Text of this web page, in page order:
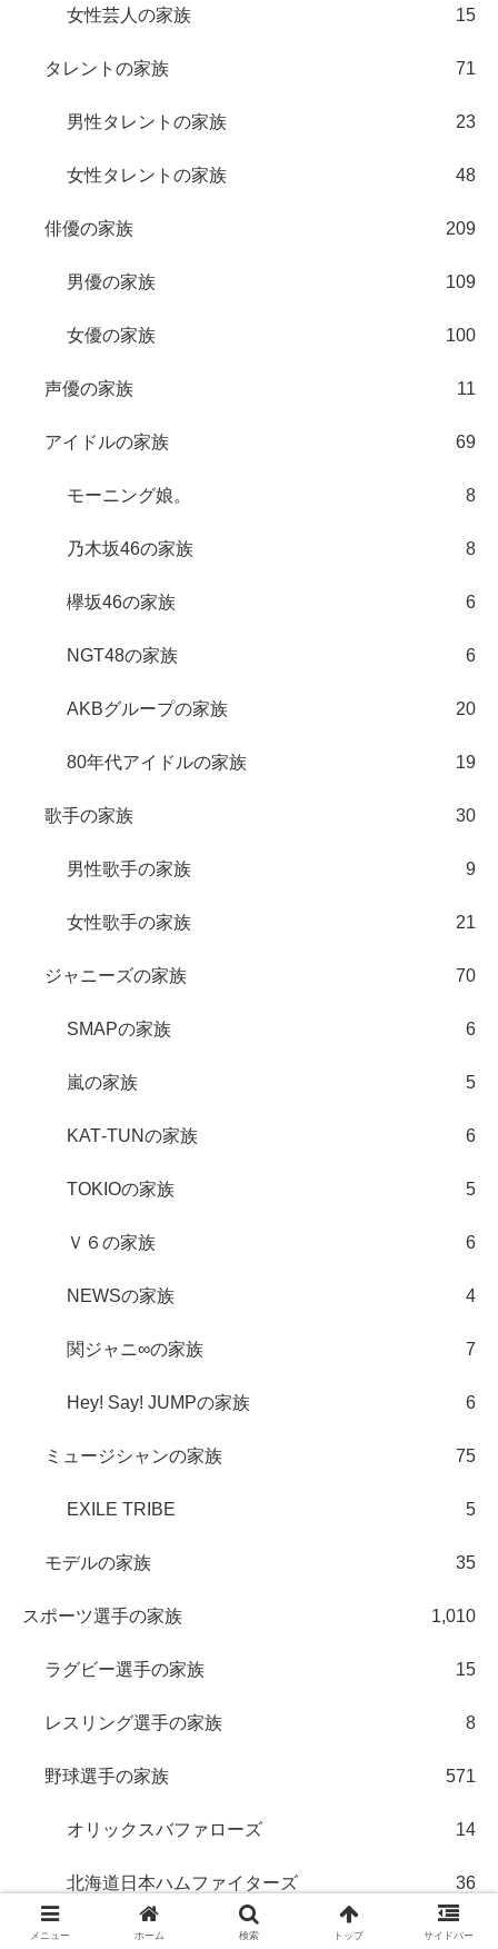
女性芸人の家族 15
タレントの家族 71
男性タレントの家族 23
女性タレントの家族 48
俳優の家族 209
男優の家族 109
女優の家族 100
声優の家族 11
アイドルの家族 69
モーニング娘。 8
乃木坂46の家族 8
欅坂46の家族 6
NGT48の家族 6
AKBグループの家族 20
80年代アイドルの家族 19
歌手の家族 30
男性歌手の家族 9
女性歌手の家族 21
ジャニーズの家族 70
SMAPの家族 6
嵐の家族 5
KAT‐TUNの家族 6
TOKIOの家族 5
Ｖ６の家族 6
NEWSの家族 4
関ジャニ∞の家族 7
Hey! Say! JUMPの家族 6
ミュージシャンの家族 75
EXILE TRIBE 5
モデルの家族 35
スポーツ選手の家族 1,010
ラグビー選手の家族 15
レスリング選手の家族 8
野球選手の家族 571
オリックスバファローズ 14
北海道日本ハムファイターズ 36
清宮幸太郎選手 7
メニュー ホーム 検索 トップ サイドバー